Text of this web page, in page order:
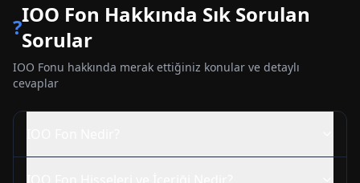
?IOO Fon Hakkında Sık Sorulan
Sorular
IOO Fonu hakkında merak ettiğiniz konular ve detaylı
cevaplar